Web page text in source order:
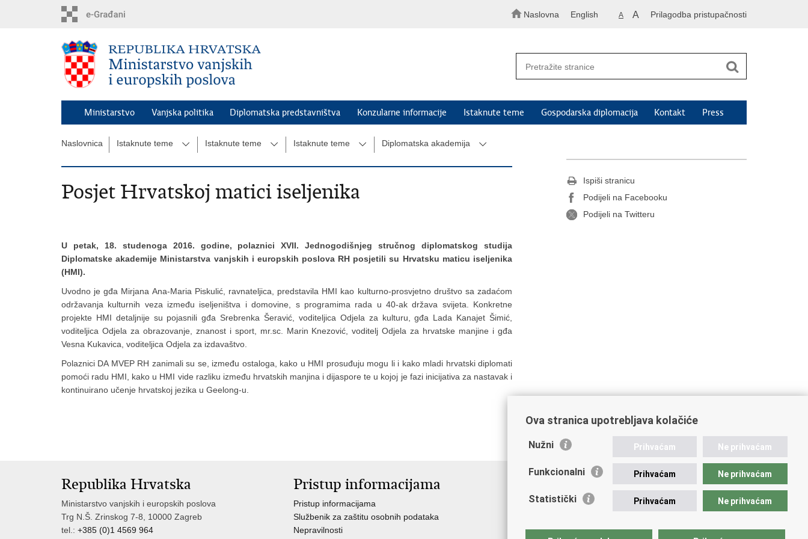
Naslovna English A A Prilagodba pristupačnosti
Ministarstvo Vanjska politika Diplomatska predstavništva Konzularne informacije Istaknute teme Gospodarska diplomacija Kontakt Press
Naslovnica Istaknute teme Istaknute teme Istaknute teme Diplomatska akademija
Posjet Hrvatskoj matici iseljenika
U petak, 18. studenoga 2016. godine, polaznici XVII. Jednogodišnjeg stručnog diplomatskog studija
Diplomatske akademije Ministarstva vanjskih i europskih poslova RH posjetili su Hrvatsku maticu iseljenika
(HMI).
Uvodno je gđa Mirjana Ana-Maria Piskulić, ravnateljica, predstavila HMI kao kulturno-prosvjetno društvo sa zadaćom
održavanja kulturnih veza između iseljeništva i domovine, s programima rada u 40-ak država svijeta. Konkretne
projekte HMI detaljnije su pojasnili gđa Srebrenka Šeravić, voditeljica Odjela za kulturu, gđa Lada Kanajet Šimić,
voditeljica Odjela za obrazovanje, znanost i sport, mr.sc. Marin Knezović, voditelj Odjela za hrvatske manjine i gđa
Vesna Kukavica, voditeljica Odjela za izdavaštvo.
Polaznici DA MVEP RH zanimali su se, između ostaloga, kako u HMI prosuđuju mogu li i kako mladi hrvatski diplomati
pomoći radu HMI, kako u HMI vide razliku između hrvatskih manjina i dijaspore te u kojoj je fazi inicijativa za nastavak i
kontinuirano učenje hrvatskoj jezika u Geelong-u.
Ispiši stranicu
Podijeli na Facebooku
Podijeli na Twitteru
Republika Hrvatska
Ministarstvo vanjskih i europskih poslova
Trg N.Š. Zrinskog 7-8, 10000 Zagreb
tel.: +385 (0)1 4569 964
Pristup informacijama
Pristup informacijama
Službenik za zaštitu osobnih podataka
Nepravilnosti
Javna nabava u MVEP-u
Nadzor rada i unutarnja revizija službe vanjskih poslova
Ova stranica upotrebljava kolačiće
Nužni Prihvaćam Ne prihvaćam
Funkcionalni Prihvaćam Ne prihvaćam
Statistički Prihvaćam Ne prihvaćam